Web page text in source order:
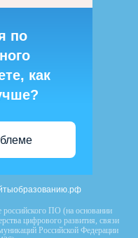
по
как
ПО (на основании
цифрового развития, связи
Российской Федерации